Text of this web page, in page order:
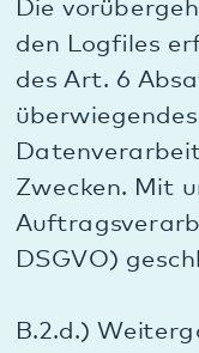
Zealand (https://
Marketing- und
und gespeichert.
einem
Hierzu können
Cookies handelt
lokal im
des
Cookies
erteilte